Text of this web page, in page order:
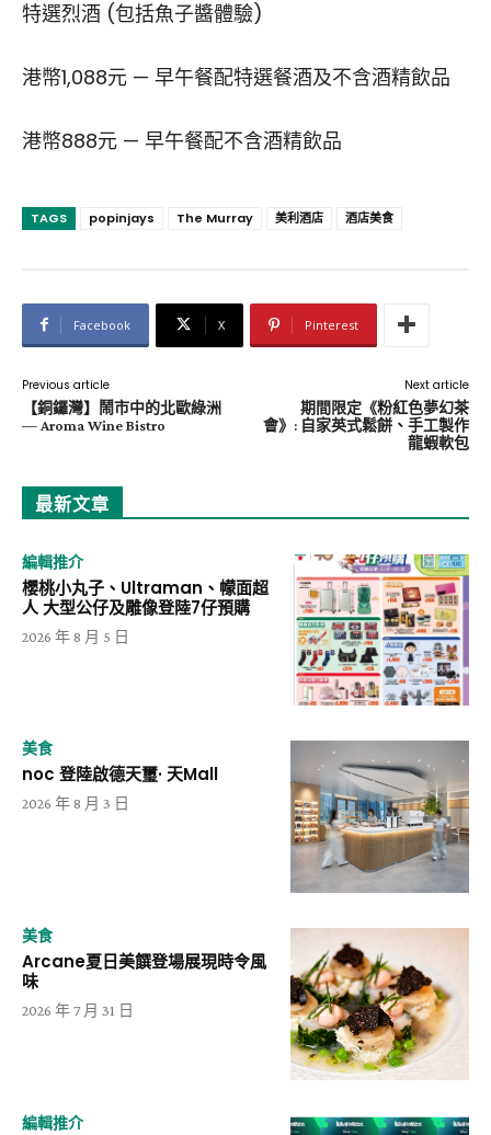
特選烈酒 (包括魚子醬體驗)
港幣1,088元 — 早午餐配特選餐酒及不含酒精飲品
港幣888元 — 早午餐配不含酒精飲品
TAGS popinjays The Murray 美利酒店 酒店美食
Facebook X Pinterest
Previous article
【銅鑼灣】鬧市中的北歐綠洲
— Aroma Wine Bistro
Next article
期間限定《粉紅色夢幻茶
會》: 自家英式鬆餅、手工製作
龍蝦軟包
最新文章
編輯推介
櫻桃小丸子、Ultraman、幪面超
人 大型公仔及雕像登陸7仔預購
2026 年 8 月 5 日
美食
noc 登陸啟德天璽· 天Mall
2026 年 8 月 3 日
美食
Arcane夏日美饌登場展現時令風
味
2026 年 7 月 31 日
編輯推介